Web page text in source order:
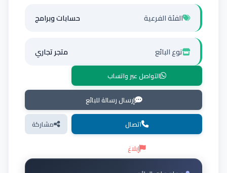
الفئة الفرعية حسابات وبرامج
نوع البائع متجر تجاري
التواصل عبر واتساب
إرسال رسالة للبائع
اتصال
مشاركة
إبلاغ